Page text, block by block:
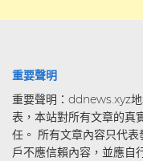
重要聲明
重要聲明：ddnews.xyz
表，本站對所有文章的真
任。 所有文章內容只代
戶不應信賴內容，並應自